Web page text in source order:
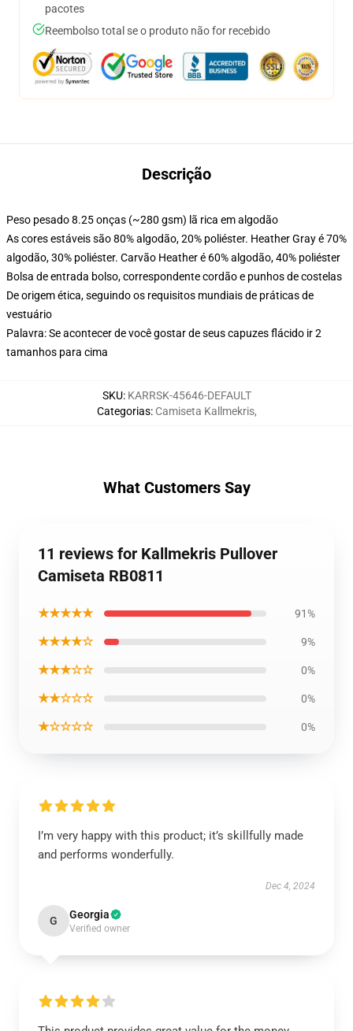
pacotes
Reembolso total se o produto não for recebido
Descrição
Peso pesado 8.25 onças (~280 gsm) lã rica em algodão
As cores estáveis são 80% algodão, 20% poliéster. Heather Gray é 70%
algodão, 30% poliéster. Carvão Heather é 60% algodão, 40% poliéster
Bolsa de entrada bolso, correspondente cordão e punhos de costelas
De origem ética, seguindo os requisitos mundiais de práticas de
vestuário
Palavra: Se acontecer de você gostar de seus capuzes flácido ir 2
tamanhos para cima
SKU: KARRSK-45646-DEFAULT
Categorias: Camiseta Kallmekris,
What Customers Say
11 reviews for Kallmekris Pullover
Camiseta RB0811
★★★★★ 91%
★★★★☆ 9%
★★★☆☆ 0%
★★☆☆☆ 0%
★☆☆☆☆ 0%
I’m very happy with this product; it’s skillfully made
and performs wonderfully.
Dec 4, 2024
G Georgia
Verified owner